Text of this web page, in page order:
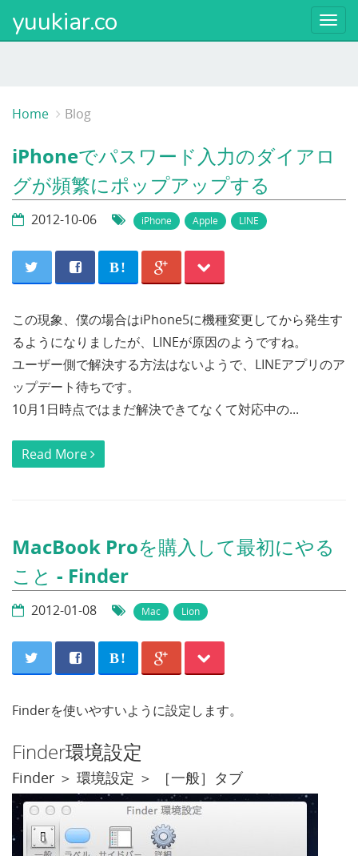
yuukiar.co
Home Blog
iPhoneでパスワード入力のダイアロ
グが頻繁にポップアップする
2012-10-06 iPhone Apple LINE
B!
この現象、僕の場合はiPhone5に機種変更してから発生す
るようになりましたが、LINEが原因のようですね。
ユーザー側で解決する方法はないようで、LINEアプリのア
ップデート待ちです。
10月1日時点ではまだ解決できてなくて対応中の...
Read More
MacBook Proを購入して最初にやる
こと - Finder
2012-01-08 Mac Lion
B!
Finderを使いやすいように設定します。
Finder環境設定
Finder ＞ 環境設定 ＞ ［一般］タブ